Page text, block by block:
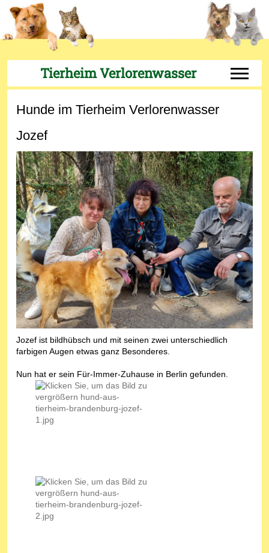
Tierheim Verlorenwasser Off-
Hunde im Tierheim Verlorenwasser
Jozef
Jozef ist bildhübsch und mit seinen zwei unterschiedlich
farbigen Augen etwas ganz Besonderes.
Nun hat er sein Für-Immer-Zuhause in Berlin gefunden.